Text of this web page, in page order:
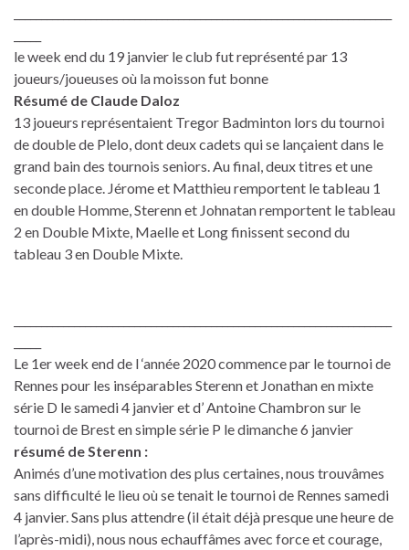
le week end du 19 janvier le club fut représenté par 13
joueurs/joueuses où la moisson fut bonne
Résumé de Claude Daloz
13 joueurs représentaient Tregor Badminton lors du tournoi
de double de Plelo, dont deux cadets qui se lançaient dans le
grand bain des tournois seniors. Au final, deux titres et une
seconde place. Jérome et Matthieu remportent le tableau 1
en double Homme, Sterenn et Johnatan remportent le tableau
2 en Double Mixte, Maelle et Long finissent second du
tableau 3 en Double Mixte.
Le 1er week end de l ‘année 2020 commence par le tournoi de
Rennes pour les inséparables Sterenn et Jonathan en mixte
série D le samedi 4 janvier et d’ Antoine Chambron sur le
tournoi de Brest en simple série P le dimanche 6 janvier
résumé de Sterenn :
Animés d’une motivation des plus certaines, nous trouvâmes
sans difficulté le lieu où se tenait le tournoi de Rennes samedi
4 janvier. Sans plus attendre (il était déjà presque une heure de
l’après-midi), nous nous echauffâmes avec force et courage,